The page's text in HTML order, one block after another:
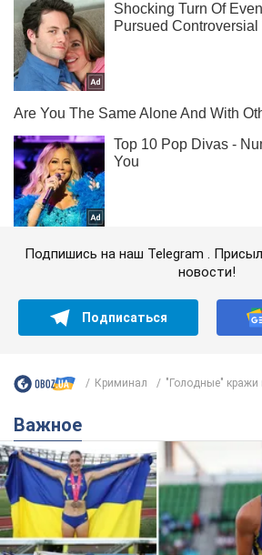
Подпишись на наш Telegram .
новости!
Подписаться
Криминал "Голодные" кражи
Важное